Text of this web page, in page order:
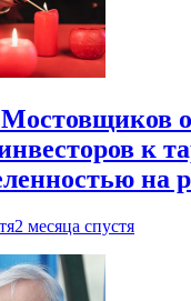
к
на
2 месяца спустя